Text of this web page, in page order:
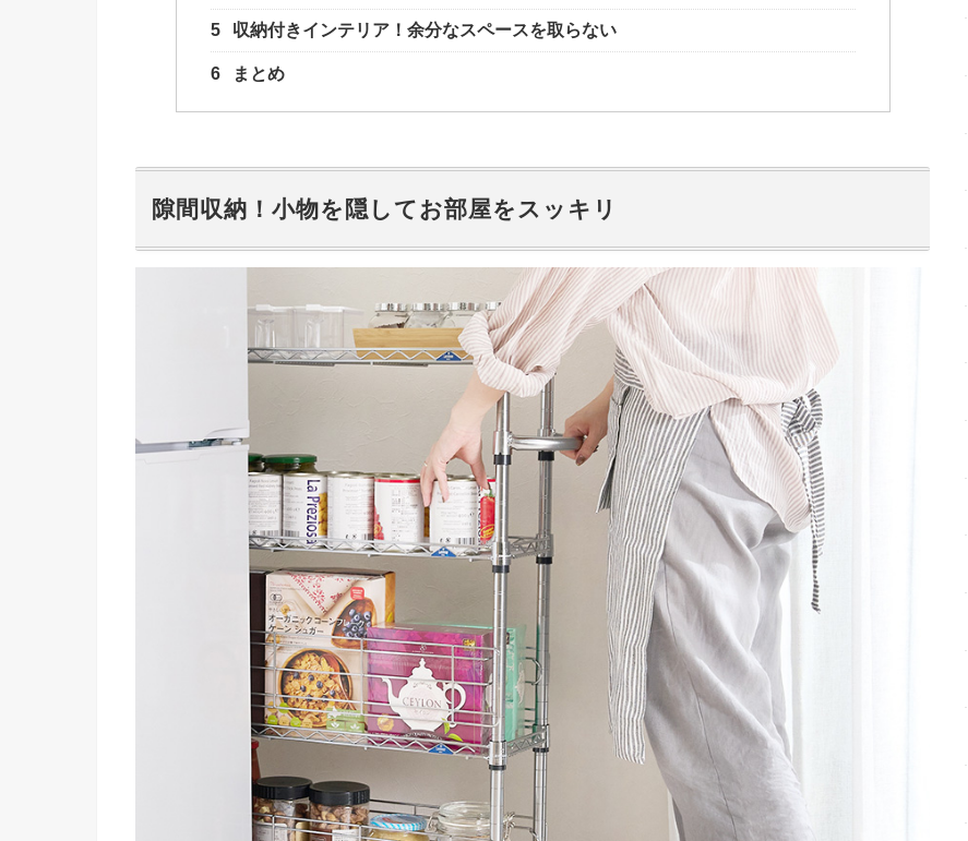
5 収納付きインテリア！余分なスペースを取らない
6 まとめ
隙間収納！小物を隠してお部屋をスッキリ